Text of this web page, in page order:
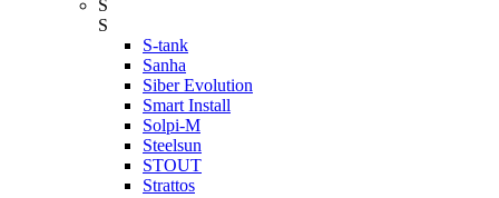
S
S
S-tank
Sanha
Siber Evolution
Smart Install
Solpi-M
Steelsun
STOUT
Strattos